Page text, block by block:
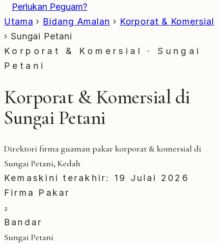
Perlukan Peguam?
Utama › Bidang Amalan › Korporat & Komersial
› Sungai Petani
Korporat & Komersial · Sungai
Petani
Korporat & Komersial di
Sungai Petani
Direktori firma guaman pakar korporat & komersial di
Sungai Petani, Kedah
Kemaskini terakhir: 19 Julai 2026
Firma Pakar
2
Bandar
Sungai Petani